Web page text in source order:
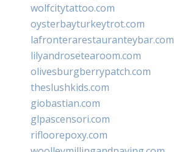
wolfcitytattoo.com
oysterbayturkeytrot.com
lafronterarestauranteybar.com
lilyandrosetearoom.com
olivesburgberrypatch.com
theslushkids.com
giobastian.com
glpascensori.com
rifloorepoxy.com